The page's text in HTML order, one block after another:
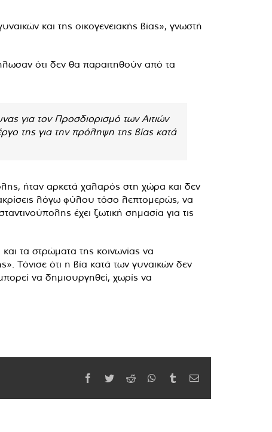
και της οικογενειακής βίας», γνωστή
ότι δεν θα παραιτηθούν από τα
για τον Προσδιορισμό των Αιτιών
της για την πρόληψη της βίας κατά
ήταν αρκετά χαλαρός στη χώρα και δεν
λόγω φύλου τόσο λεπτομερώς, να
έχει ζωτική σημασία για τις
τα στρώματα της κοινωνίας να
Τόνισε ότι η βία κατά των γυναικών δεν
να δημιουργηθεί, χωρίς να
Facebook
TwitterReddit WhatsApp
TumblrEmail